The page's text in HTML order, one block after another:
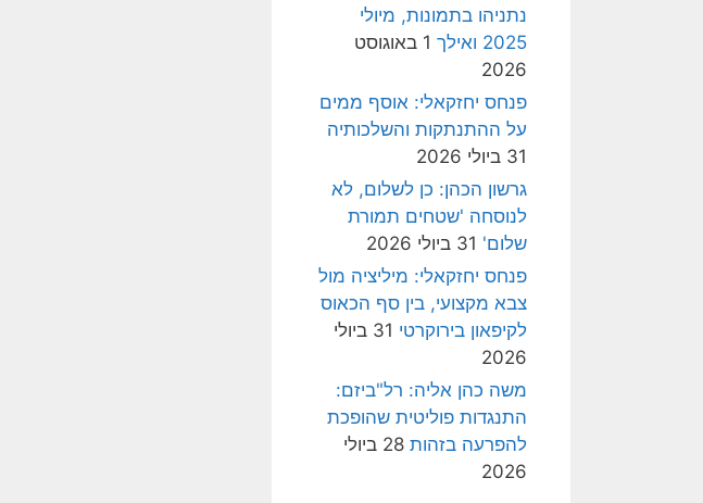
נתניהו בתמונות, מיולי
2025 ואילך
1 באוגוסט
2026
פנחס יחזקאלי: אוסף ממים
על ההתנתקות והשלכותיה
31 ביולי 2026
גרשון הכהן: כן לשלום, לא
לנוסחה 'שטחים תמורת
שלום' 31 ביולי 2026
פנחס יחזקאלי: מיליציה מול
צבא מקצועי, בין סף הכאוס
לקיפאון בירוקרטי
31 ביולי
2026
משה כהן אליה: רל"ביזם:
התנגדות פוליטית שהופכת
להפרעה בזהות
28 ביולי
2026